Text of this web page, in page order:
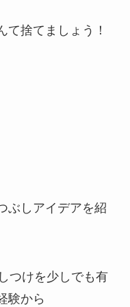
て捨てましょう！
ぶしアイデアを紹
つけを少しでも有
験から